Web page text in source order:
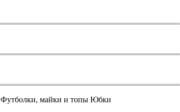
Футболки, майки и топы Юбки